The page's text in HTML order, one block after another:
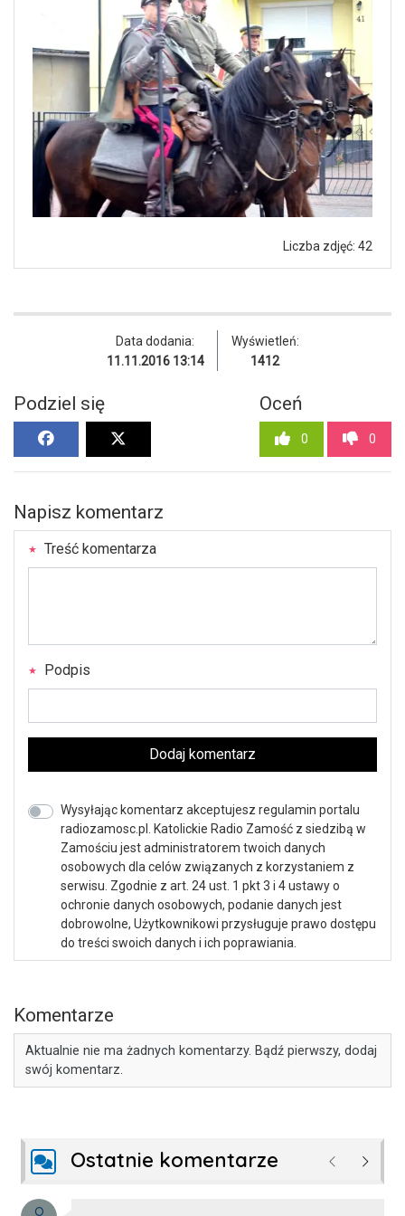
Liczba zdjęć: 42
Data dodania:
11.11.2016 13:14
Wyświetleń:
1412
Podziel się Oceń
0 0
Napisz komentarz
Treść komentarza
Podpis
Dodaj komentarz
Wysyłając komentarz akceptujesz regulamin portalu
radiozamosc.pl. Katolickie Radio Zamość z siedzibą w
Zamościu jest administratorem twoich danych
osobowych dla celów związanych z korzystaniem z
serwisu. Zgodnie z art. 24 ust. 1 pkt 3 i 4 ustawy o
ochronie danych osobowych, podanie danych jest
dobrowolne, Użytkownikowi przysługuje prawo dostępu
do treści swoich danych i ich poprawiania.
Komentarze
Aktualnie nie ma żadnych komentarzy. Bądź pierwszy, dodaj
swój komentarz.
Ostatnie komentarze Poprzednie